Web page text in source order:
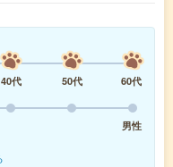
40代 50代
60代
男性